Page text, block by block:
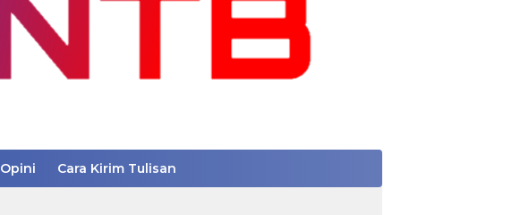
Opini Cara Kirim Tulisan